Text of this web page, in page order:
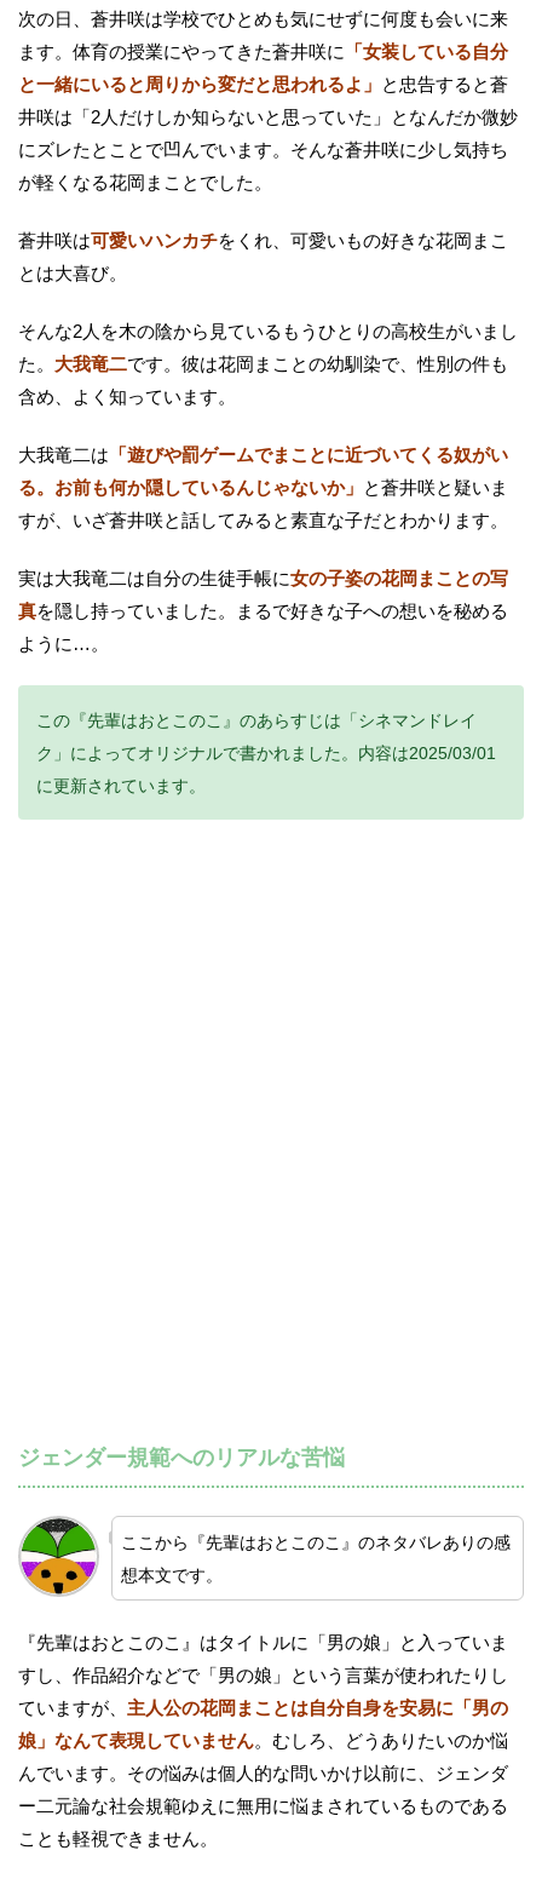
次の日、蒼井咲は学校でひとめも気にせずに何度も会いに来
ます。体育の授業にやってきた蒼井咲に
「女装している自分
と一緒にいると周りから変だと思われるよ」 と忠告すると蒼
井咲は「2人だけしか知らないと思っていた」となんだか微妙
にズレたとことで凹んでいます。そんな蒼井咲に少し気持ち
が軽くなる花岡まことでした。
蒼井咲は可愛いハンカチをくれ、可愛いもの好きな花岡まこ
とは大喜び。
そんな2人を木の陰から見ているもうひとりの高校生がいまし
た。 大我竜二です。彼は花岡まことの幼馴染で、性別の件も
含め、よく知っています。
大我竜二は 「遊びや罰ゲームでまことに近づいてくる奴がい
る。お前も何か隠しているんじゃないか」 と蒼井咲と疑いま
すが、いざ蒼井咲と話してみると素直な子だとわかります。
実は大我竜二は自分の生徒手帳に女の子姿の花岡まことの写
真を隠し持っていました。まるで好きな子への想いを秘める
ように…。
この『先輩はおとこのこ』のあらすじは「シネマンドレイ
ク」によってオリジナルで書かれました。内容は2025/03/01
に更新されています。
ジェンダー規範へのリアルな苦悩
ここから『先輩はおとこのこ』のネタバレありの感
想本文です。
『先輩はおとこのこ』はタイトルに「男の娘」と入っていま
すし、作品紹介などで「男の娘」という言葉が使われたりし
ていますが、 主人公の花岡まことは自分自身を安易に「男の
娘」なんて表現していません。むしろ、どうありたいのか悩
んでいます。その悩みは個人的な問いかけ以前に、ジェンダ
ー二元論な社会規範ゆえに無用に悩まされているものである
ことも軽視できません。